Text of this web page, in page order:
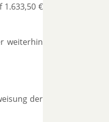
€
weiterhin
der